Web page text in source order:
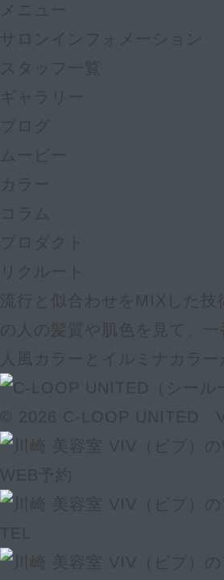
メニュー
サロンインフォメーション
スタッフ一覧
ギャラリー
ブログ
ムービー
カラー
コラム
プロダクト
リクルート
流行と似合わせをMIXした
の人の髪質や肌色を見て、
人風カラーとイルミナカラ
© 2026 C-LOOP UNITED
WEB予約
TEL